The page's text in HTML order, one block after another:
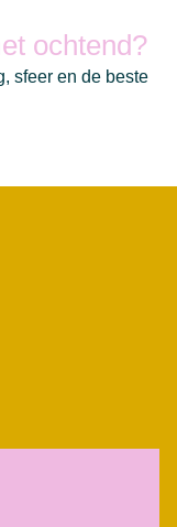
ochtend?
sfeer en de beste